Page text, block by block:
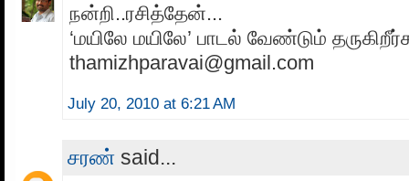
நன்றி..ரசித்தேன்...
‘மயிலே மயிலே’ பாடல் வேண்டும்
thamizhparavai@gmail.com
July 20, 2010 at 6:21 AM
சரண் said...